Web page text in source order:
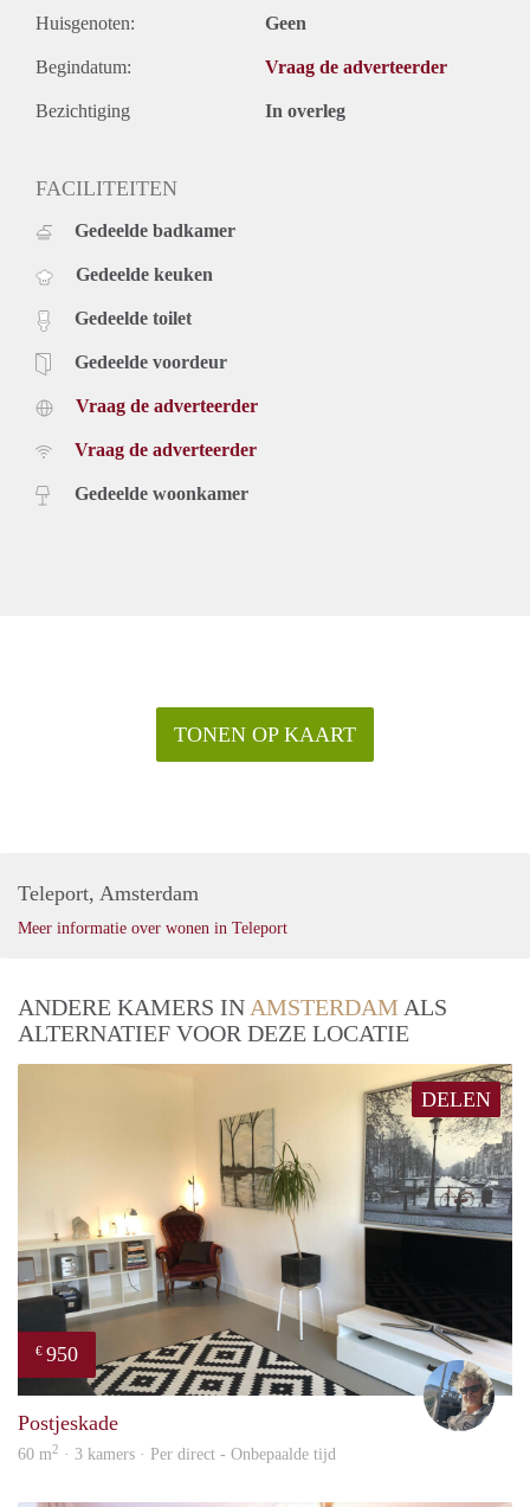
Huisgenoten: Geen
Begindatum: Vraag de adverteerder
Bezichtiging In overleg
FACILITEITEN
Gedeelde badkamer
Gedeelde keuken
Gedeelde toilet
Gedeelde voordeur
Vraag de adverteerder
Vraag de adverteerder
Gedeelde woonkamer
TONEN OP KAART
Teleport, Amsterdam
Meer informatie over wonen in Teleport
ANDERE KAMERS IN AMSTERDAM ALS
ALTERNATIEF VOOR DEZE LOCATIE
DELEN
€ 950
Postjeskade
60 m2 · 3 kamers · Per direct - Onbepaalde tijd